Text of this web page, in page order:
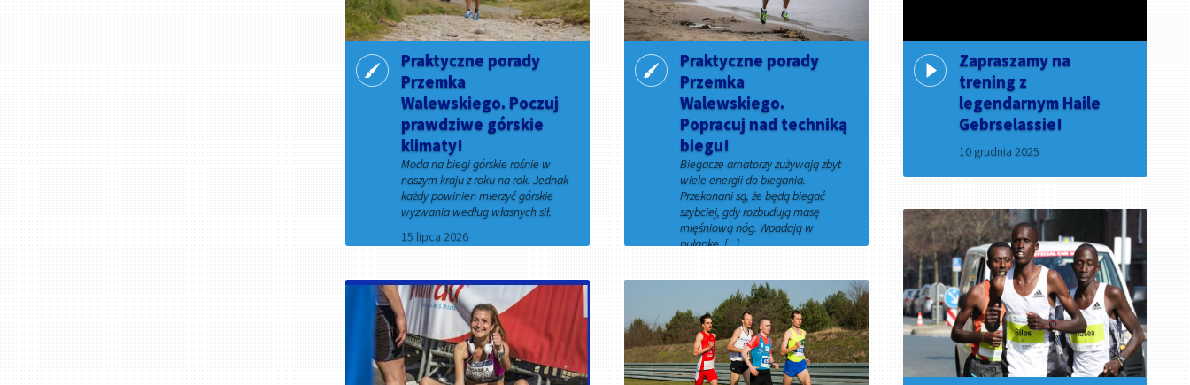
Praktyczne porady
Przemka
Walewskiego. Poczuj
prawdziwe górskie
klimaty!
Moda na biegi górskie rośnie w
naszym kraju z roku na rok. Jednak
każdy powinien mierzyć górskie
wyzwania według własnych sił.
15 lipca 2026
Praktyczne porady
Przemka
Walewskiego.
Popracuj nad techniką
biegu!
Biegacze amatorzy zużywają zbyt
wiele energii do biegania.
Przekonani są, że będą biegać
szybciej, gdy rozbudują masę
mięśniową nóg. Wpadają w
pułapkę. [...]
Zapraszamy na
trening z
legendarnym Haile
Gebrselassie!
10 grudnia 2025